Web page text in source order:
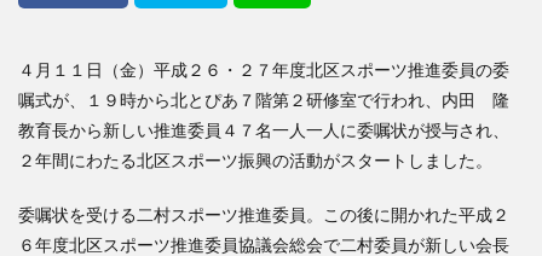
４月１１日（金）平成２６・２７年度北区スポーツ推進委員の委
嘱式が、１９時から北とぴあ７階第２研修室で行われ、内田 隆
教育長から新しい推進委員４７名一人一人に委嘱状が授与され、
２年間にわたる北区スポーツ振興の活動がスタートしました。
委嘱状を受ける二村スポーツ推進委員。この後に開かれた平成２
６年度北区スポーツ推進委員協議会総会で二村委員が新しい会長
北区スポーツ推進委員
北区のスポーツチーム
卓球
活動報告
生涯スポーツ
田端文士ウォーク
講習会のご報告